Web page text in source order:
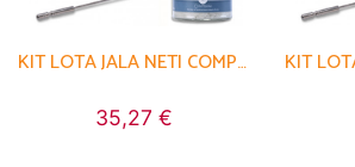
KIT LOTA JALA NETI COMPLET PORCELAINE ORANGE SAFRAN
35,27 €